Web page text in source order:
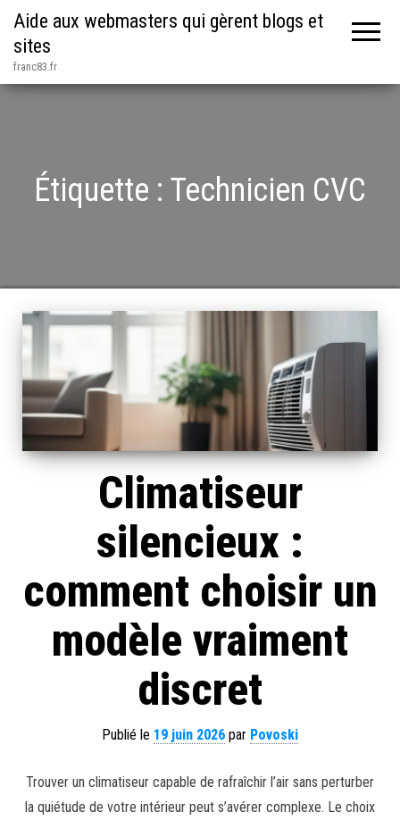
Aide aux webmasters qui gèrent blogs et
sites
franc83.fr
Étiquette : Technicien CVC
Climatiseur
silencieux :
comment choisir un
modèle vraiment
discret
Publié le 19 juin 2026 par Povoski
Trouver un climatiseur capable de rafraîchir l’air sans perturber
la quiétude de votre intérieur peut s’avérer complexe. Le choix